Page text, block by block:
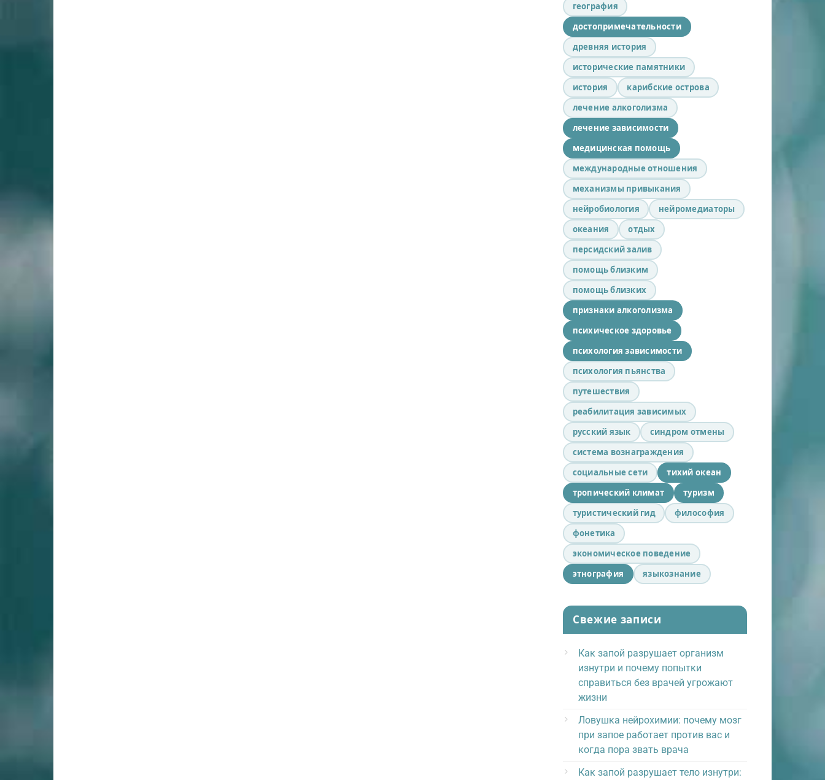
география
достопримечательности
древняя история
исторические памятники
история
карибские острова
лечение алкоголизма
лечение зависимости
медицинская помощь
международные отношения
механизмы привыкания
нейробиология
нейромедиаторы
океания
отдых
персидский залив
помощь близким
помощь близких
признаки алкоголизма
психическое здоровье
психология зависимости
психология пьянства
путешествия
реабилитация зависимых
русский язык
синдром отмены
система вознаграждения
социальные сети
тихий океан
тропический климат
туризм
туристический гид
философия
фонетика
экономическое поведение
этнография
языкознание
Свежие записи
Как запой разрушает организм
изнутри и почему попытки
справиться без врачей угрожают
жизни
Ловушка нейрохимии: почему мозг
при запое работает против вас и
когда пора звать врача
Как запой разрушает тело изнутри: